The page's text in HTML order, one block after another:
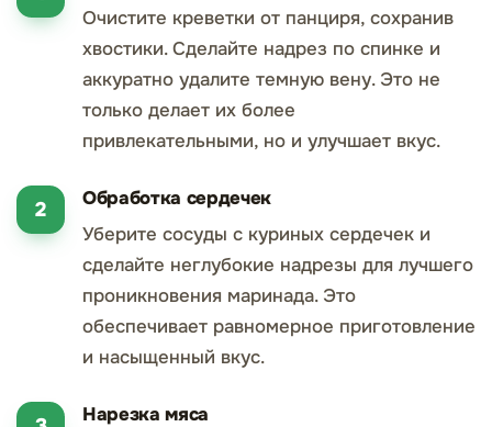
Очистите креветки от панциря, сохранив
хвостики. Сделайте надрез по спинке и
аккуратно удалите темную вену. Это не
только делает их более
привлекательными, но и улучшает вкус.
Обработка сердечек
Уберите сосуды с куриных сердечек и
сделайте неглубокие надрезы для лучшего
проникновения маринада. Это
обеспечивает равномерное приготовление
и насыщенный вкус.
Нарезка мяса